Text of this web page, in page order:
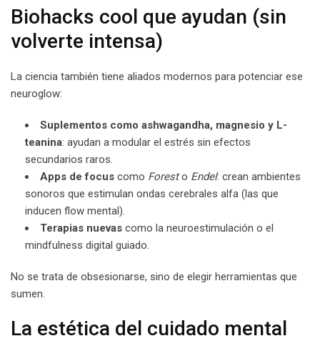
Biohacks cool que ayudan (sin
volverte intensa)
La ciencia también tiene aliados modernos para potenciar ese
neuroglow:
Suplementos como ashwagandha, magnesio y L-
teanina: ayudan a modular el estrés sin efectos
secundarios raros.
Apps de focus como Foresto Endel: crean ambientes
sonoros que estimulan ondas cerebrales alfa (las que
inducen flow mental).
Terapias nuevas como la neuroestimulación o el
mindfulness digital guiado.
No se trata de obsesionarse, sino de elegir herramientas que
sumen.
La estética del cuidado mental